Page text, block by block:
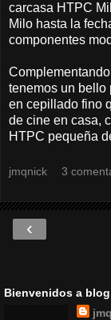
carcasa HTPC
Milo hasta la
componentes
tenemos un bello
en cepillado fino
de cine en casa,
HTPC pequeña
jmqnick 3
‹
Bienvenidos a blog